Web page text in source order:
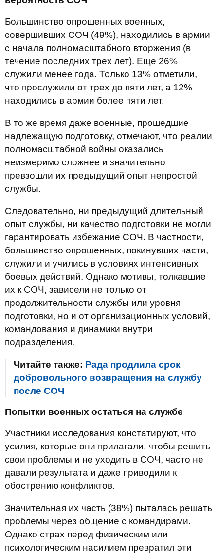
Большинство опрошенных военных,
совершивших СОЧ (49%), находились в армии
с начала полномасштабного вторжения (в
течение последних трех лет). Еще 26%
служили менее года. Только 13% отметили,
что прослужили от трех до пяти лет, a 12%
находились в армии более пяти лет.
В то же время даже военные, прошедшие
надлежащую подготовку, отмечают, что реалии
полномасштабной войны оказались
неизмеримо сложнее и значительно
превзошли их предыдущий опыт непростой
службы.
Следовательно, ни предыдущий длительный
опыт службы, ни качество подготовки не могли
гарантировать избежание СОЧ. В частности,
большинство опрошенных, покинувших части,
служили и учились в условиях интенсивных
боевых действий. Однако мотивы, толкавшие
их к СОЧ, зависели не только от
продолжительности службы или уровня
подготовки, но и от организационных условий,
командования и динамики внутри
подразделения.
Читайте также: Рада продлила срок
добровольного возвращения на службу
после СОЧ
Попытки военных остаться на службе
Участники исследования констатируют, что
усилия, которые они прилагали, чтобы решить
свои проблемы и не уходить в СОЧ, часто не
давали результата и даже приводили к
обострению конфликтов.
Значительная их часть (38%) пыталась решать
проблемы через общение с командирами.
Однако страх перед физическим или
психологическим насилием превратил эти